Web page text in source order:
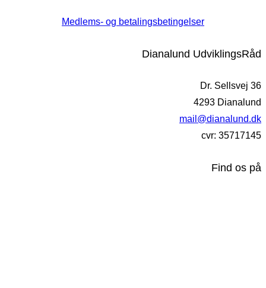
Medlems- og betalingsbetingelser
Dianalund UdviklingsRåd
Dr. Sellsvej 36
4293 Dianalund
mail@dianalund.dk
cvr: 35717145
Find os på